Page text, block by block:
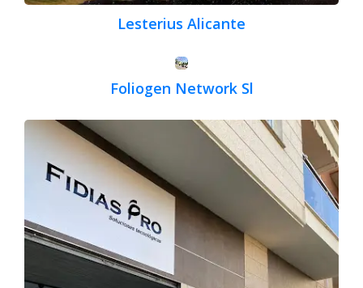
Lesterius Alicante
Foliogen Network Sl